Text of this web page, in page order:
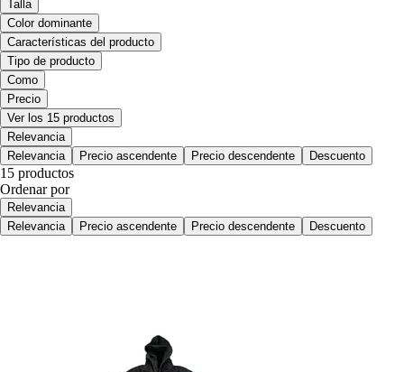
Talla
Color dominante
Características del producto
Tipo de producto
Como
Precio
Ver los 15 productos
Relevancia
Relevancia
Precio ascendente Precio descendente Descuento
15 productos
Ordenar por
Relevancia
Relevancia
Precio ascendente Precio descendente Descuento